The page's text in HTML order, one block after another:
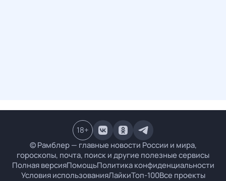
© Рамблер — главные новости России и мира,
гороскопы, почта, поиск и другие полезные сервисы
Полная версияПомощьПолитика конфиденциальности
Условия использованияЛайкиТоп-100Все проекты
18+